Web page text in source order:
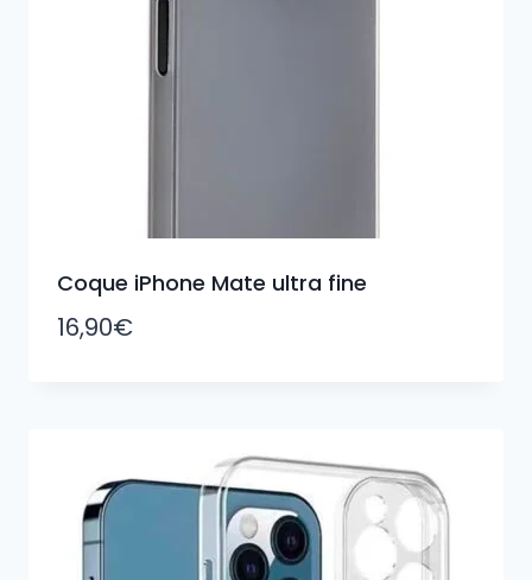
Coque iPhone Mate ultra fine
16,90€